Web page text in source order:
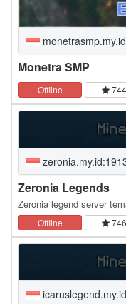
Monetra SMP
Offline
Zeronia Legends
Zeronia legend server
Offline